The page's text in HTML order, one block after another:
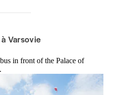
Varsovie
in front of the Palace of